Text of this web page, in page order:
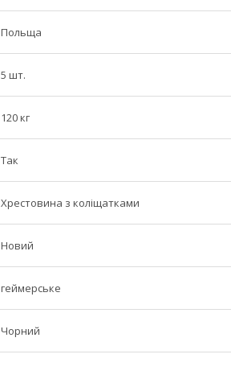
Польща
5 шт.
120 кг
Так
Хрестовина з коліщатками
Новий
геймерське
Чорний